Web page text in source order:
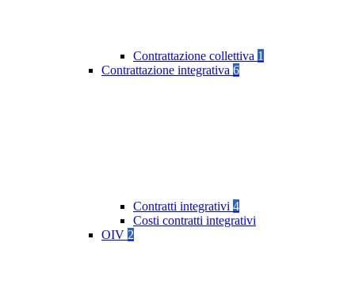
Contrattazione collettiva 1
Contrattazione integrativa 6
Contratti integrativi 4
Costi contratti integrativi
OIV 2